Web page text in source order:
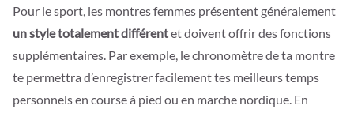
Pour le sport, les montres femmes présentent généralement
un style totalement différentet doivent offrir des fonctions
supplémentaires. Par exemple, le chronomètre de ta montre
te permettra d’enregistrer facilement tes meilleurs temps
personnels en course à pied ou en marche nordique. En